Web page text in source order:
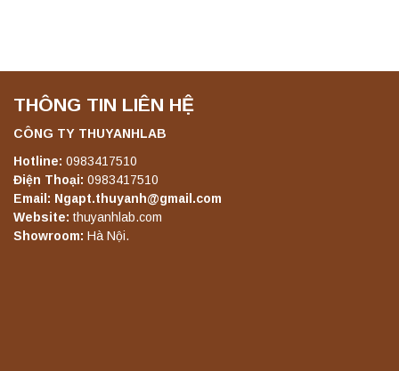
THÔNG TIN LIÊN HỆ
CÔNG TY THUYANHLAB
Hotline: 0983417510
Điện Thoại: 0983417510
Email: Ngapt.thuyanh@gmail.com
Website: thuyanhlab.com
Showroom: Hà Nội.